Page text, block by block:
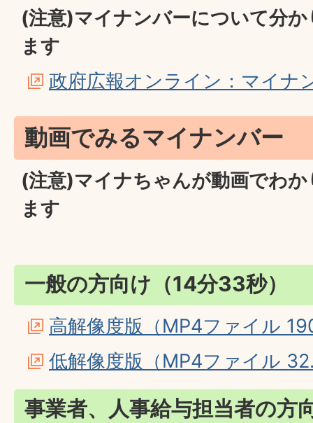
(注意)マイナンバーについて分
ます
政府広報オンライン：マイナ
動画でみるマイナンバー
(注意)マイナちゃんが動画でわ
ます
一般の方向け（14分33秒）
高解像度版（MP4ファイル
低解像度版（MP4ファイル
事業者、人事給与担当者の方